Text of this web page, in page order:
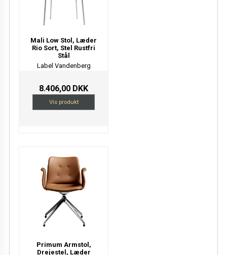
Mali Low Stol, Læder
Rio Sort, Stel Rustfri
Stål
Label Vandenberg
8.406,00 DKK
Vis produkt
Primum Armstol,
Drejestel, Læder